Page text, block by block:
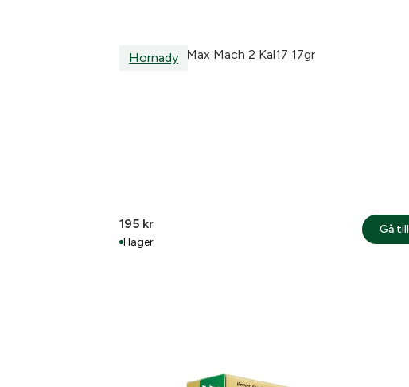
Hornady
Hornady V-Max Mach 2 Kal17 17gr
195 kr
I lager
Gå till